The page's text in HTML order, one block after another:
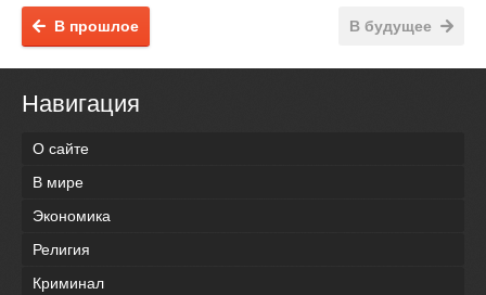
В будущее
В прошлое
Навигация
О сайте
В мире
Экономика
Религия
Криминал